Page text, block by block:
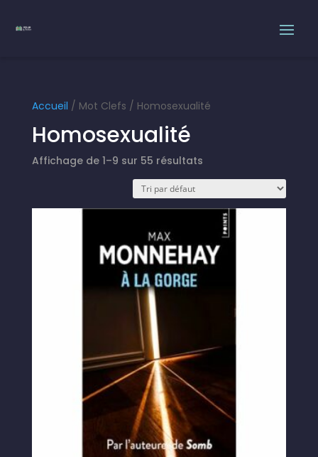
Accueil / Mot Clefs / Homosexualité
Homosexualité
Affichage de 1–9 sur 55 résultats